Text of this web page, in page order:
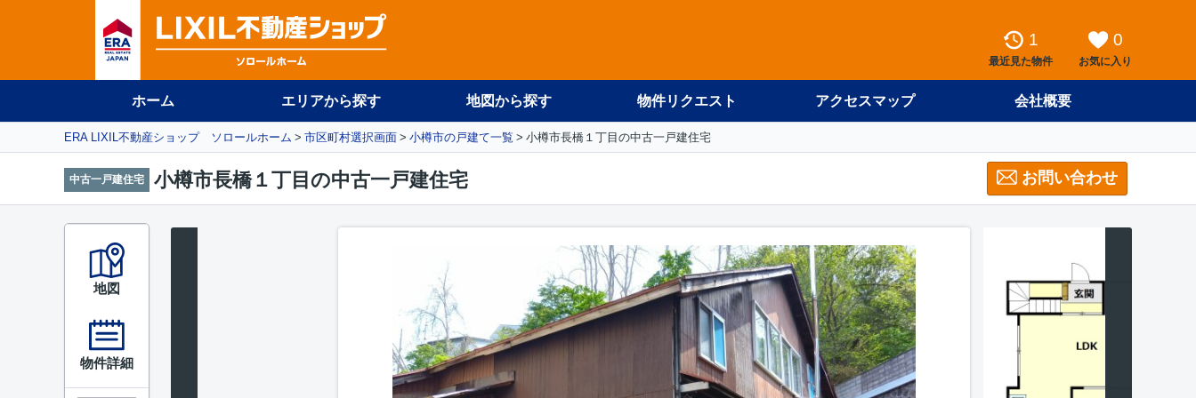
1
最近見た物件
0
お気に入り
ホーム エリアから探す 地図から探す 物件リクエスト アクセスマップ 会社概要
ERA LIXIL不動産ショップ ソロールホーム 市区町村選択画面 小樽市の戸建て一覧 小樽市長橋１丁目の中古一戸建住宅
中古一戸建住宅 小樽市長橋１丁目の中古一戸建住宅 お問い合わせ
地図
物件詳細